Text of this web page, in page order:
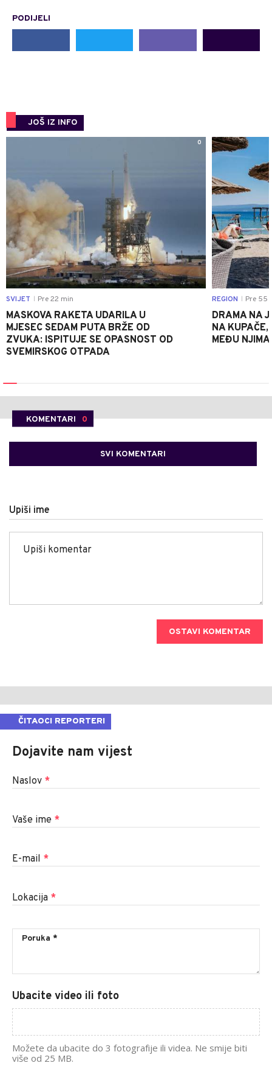
PODIJELI
JOŠ IZ INFO
0
SVIJET Pre 22 min
MASKOVA RAKETA UDARILA U
MJESEC SEDAM PUTA BRŽE OD
ZVUKA: ISPITUJE SE OPASNOST OD
SVEMIRSKOG OTPADA
REGION Pre 55
DRAMA NA
NA
MEĐU NJIMA
KOMENTARI 0
SVI KOMENTARI
Upiši ime
OSTAVI KOMENTAR
ČITAOCI REPORTERI
Dojavite nam vijest
Naslov *
Vaše ime *
E-mail *
Lokacija *
Ubacite video ili foto
Možete da ubacite do 3 fotografije ili videa. Ne smije biti
više od 25 MB.